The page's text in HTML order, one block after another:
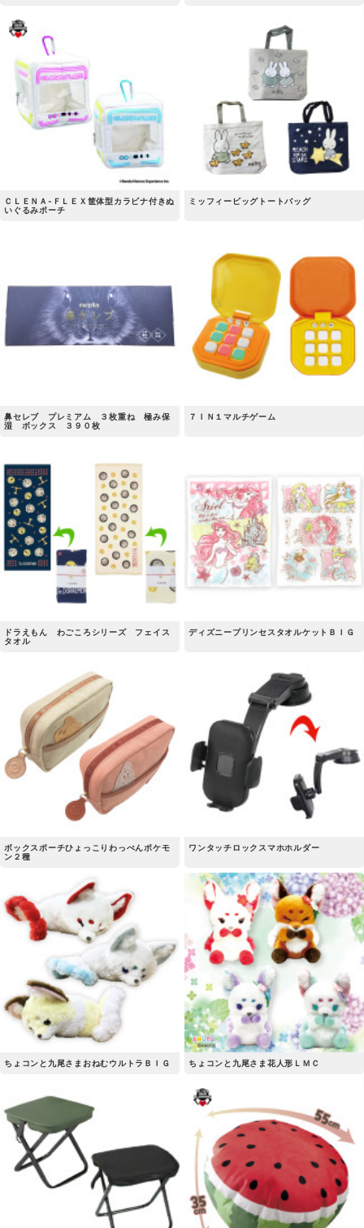
ＣＬＥＮＡ-ＦＬＥＸ筐体型カラビナ付きぬ
いぐるみポーチ
ミッフィービッグトートバッグ
鼻セレブ プレミアム ３枚重ね 極み保
湿 ボックス ３９０枚
７ＩＮ１マルチゲーム
ドラえもん わごころシリーズ フェイス
タオル
ディズニープリンセスタオルケットＢＩＧ
ボックスポーチひょっこりわっぺんポケモ
ン２種
ワンタッチロックスマホホルダー
ちょコンと九尾さまおねむウルトラＢＩＧ ちょコンと九尾さま花人形ＬＭＣ